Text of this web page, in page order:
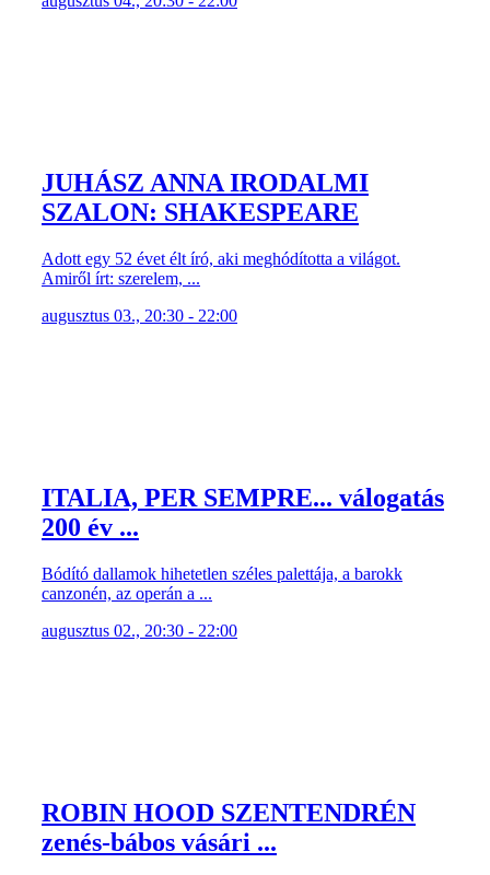
JUHÁSZ ANNA IRODALMI
SZALON: SHAKESPEARE
Adott egy 52 évet élt író, aki meghódította a világot.
Amiről írt: szerelem, ...
augusztus 03., 20:30 - 22:00
ITALIA, PER SEMPRE... válogatás
200 év ...
Bódító dallamok hihetetlen széles palettája, a barokk
canzonén, az operán a ...
augusztus 02., 20:30 - 22:00
ROBIN HOOD SZENTENDRÉN
zenés-bábos vásári ...